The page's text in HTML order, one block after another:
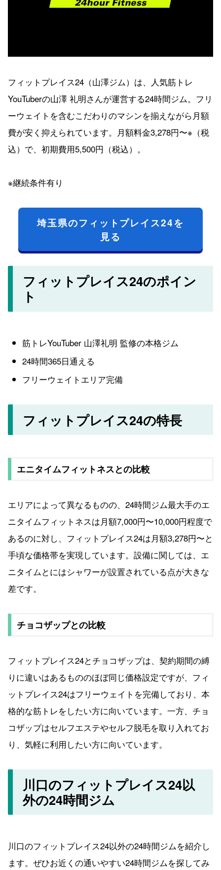
フィットプレイス24（山澤ジム）は、人気筋トレ
YouTuberの山澤 礼明さんが運営する24時間ジム。フリ
ーウェイトを含むこだわりのマシンを揃えながら月額
費が安く抑えられています。月額料金3,278円〜※（税
込）で、初期費用5,500円（税込）。
※継続条件有り
埼玉県のフィットプレイス24を
見る
フィットプレイス24のポイン
ト
筋トレYouTuber 山澤礼明 監修の本格ジム
24時間365日通える
フリーウェイトエリア完備
フィットプレイス24の特長
エニタイムフィットネスとの比較
エリアによって異なるものの、24時間ジム最大手のエ
ニタイムフィットネスは月額7,000円〜10,000円程度で
あるのに対し、フィットプレイス24は月額3,278円〜と
手頃な価格帯を実現しています。設備に関しては、エ
ニタイムとにはシャワーが設置されている点が大きな
差です。
チョコザップとの比較
フィットプレイス24とチョコザップは、契約期間の縛
りに違いはあるもののほぼ同じ価格設定ですが、フィ
ットプレイス24はフリーウェイトを完備しており、本
格的な筋トレをしたい方に向いています。一方、チョ
コザップはセルフエステやセルフ脱毛を取り入れてお
り、気軽に利用したい方に向いています。
川口のフィットプレイス24以
外の24時間ジム
川口のフィットプレイス24以外の24時間ジムを紹介し
ます。ぜひお近くの通いやすい24時間ジムを探してみ